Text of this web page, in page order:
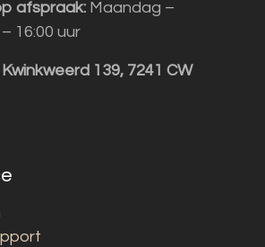
afspraak: Maandag –
16:00 uur
139, 7241 CW